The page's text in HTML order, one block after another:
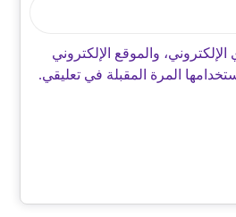
والموقع الإلكتروني
المرة المقبلة في تعليقي.